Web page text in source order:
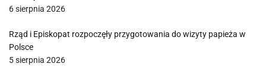
6 sierpnia 2026
Rząd i Episkopat rozpoczęły przygotowania do wizyty papieża w
Polsce
5 sierpnia 2026